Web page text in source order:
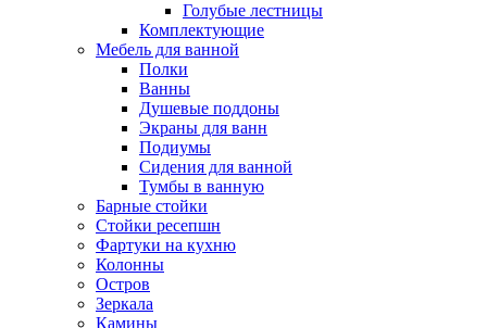
Голубые лестницы
Комплектующие
Мебель для ванной
Полки
Ванны
Душевые поддоны
Экраны для ванн
Подиумы
Сидения для ванной
Тумбы в ванную
Барные стойки
Стойки ресепшн
Фартуки на кухню
Колонны
Остров
Зеркала
Камины